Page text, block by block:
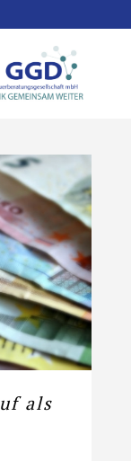
als